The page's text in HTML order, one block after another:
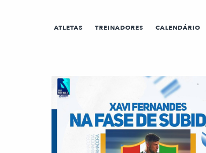
ATLETAS TREINADORES CALENDÁRIO